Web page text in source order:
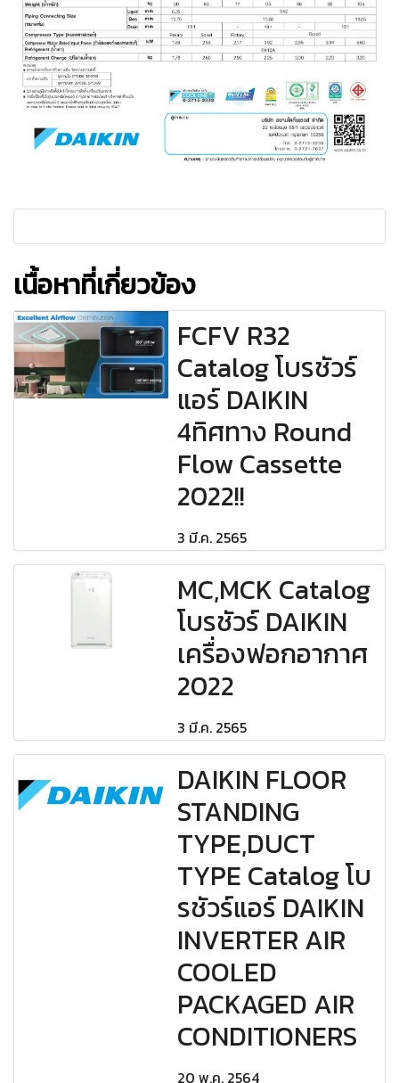
เนื้อหาที่เกี่ยวข้อง
FCFV R32
Catalog โบรชัวร์
แอร์ DAIKIN
4ทิศทาง Round
Flow Cassette
2022!!
3 มี.ค. 2565
MC,MCK Catalog
โบรชัวร์ DAIKIN
เครื่องฟอกอากาศ
2022
3 มี.ค. 2565
DAIKIN FLOOR
STANDING
TYPE,DUCT
TYPE Catalog โบ
รชัวร์แอร์ DAIKIN
INVERTER AIR
COOLED
PACKAGED AIR
CONDITIONERS
20 พ.ค. 2564